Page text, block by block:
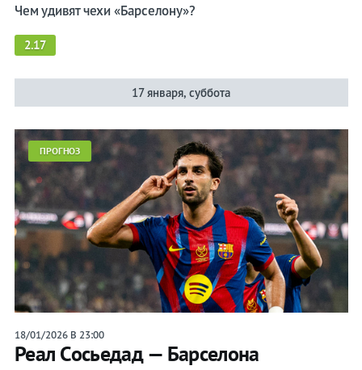
Чем удивят чехи «Барселону»?
2.17
17 января, суббота
ПРОГНОЗ
18/01/2026 В 23:00
Реал Сосьедад — Барселона